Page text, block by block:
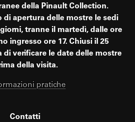
della Pinault Collection.
di apertura delle mostre le sedi
tranne il martedì, dalle ore
ingresso ore 17. Chiusi il 25
di verificare le date delle mostre
della visita.
pratiche
Contatti